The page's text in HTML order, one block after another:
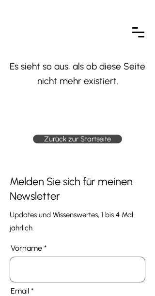
Es sieht so aus, als ob diese Seite
nicht mehr existiert.
Zurück zur Startseite
Melden Sie sich für meinen
Newsletter
Updates und Wissenswertes, 1 bis 4 Mal
jährlich.
Vorname
Email